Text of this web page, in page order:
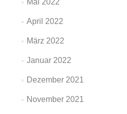
Mai 2022
April 2022
März 2022
Januar 2022
Dezember 2021
November 2021